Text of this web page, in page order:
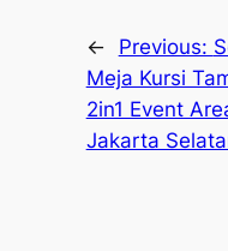
← Previous:
Meja Kursi
2in1 Event
Jakarta